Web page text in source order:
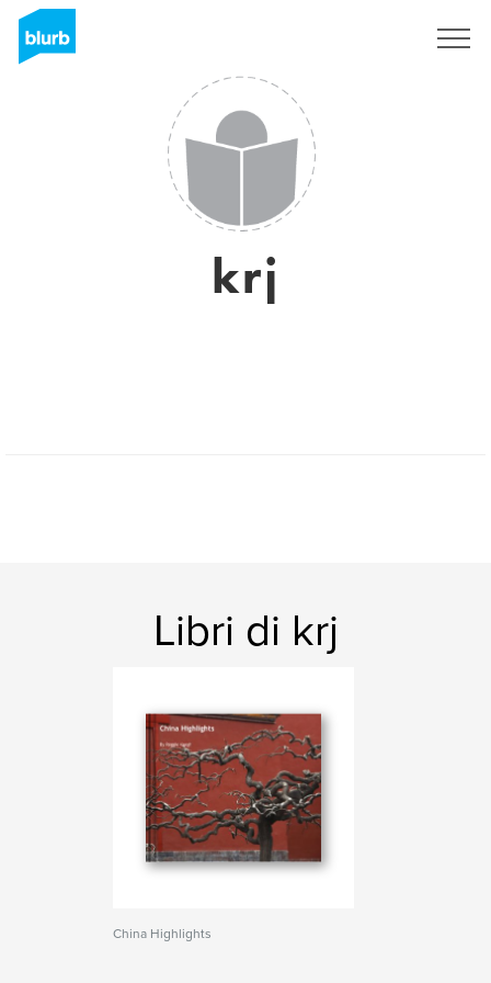
krj
Libri di krj
China Highlights